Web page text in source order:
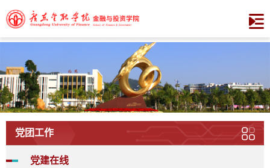
党团工作
党建在线